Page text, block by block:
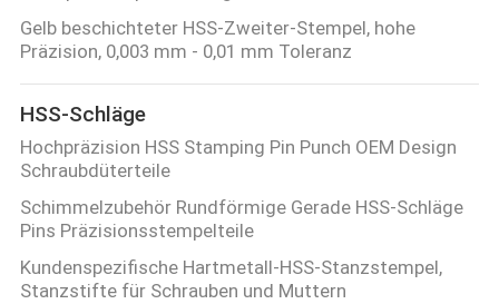
Gelb beschichteter HSS-Zweiter-Stempel, hohe
Präzision, 0,003 mm - 0,01 mm Toleranz
HSS-Schläge
Hochpräzision HSS Stamping Pin Punch OEM Design
Schraubdüterteile
Schimmelzubehör Rundförmige Gerade HSS-Schläge
Pins Präzisionsstempelteile
Kundenspezifische Hartmetall-HSS-Stanzstempel,
Stanzstifte für Schrauben und Muttern